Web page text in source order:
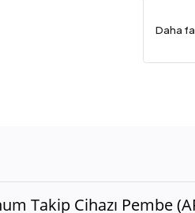
Daha
Takip Cihazı Pembe